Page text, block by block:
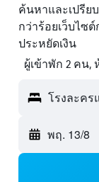
ค้นหาและเปรีย
กว่าร้อยเว็บไซ
ประหยัดเงิน
ผู้เข้าพัก 2 คน,
โรงละคร
พฤ. 13/8